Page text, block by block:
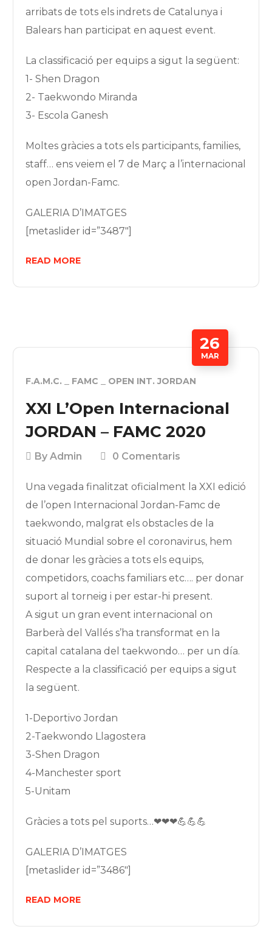
arribats de tots els indrets de Catalunya i
Balears han participat en aquest event.
La classificació per equips a sigut la següent:
1- Shen Dragon
2- Taekwondo Miranda
3- Escola Ganesh
Moltes gràcies a tots els participants, families,
staff… ens veiem el 7 de Març a l’internacional
open Jordan-Famc.
GALERIA D’IMATGES
[metaslider id=”3487″]
READ MORE
26
MAR
F.A.M.C. FAMC OPEN INT. JORDAN
XXI L’Open Internacional
JORDAN – FAMC 2020
ByAdmin 0 Comentaris
Una vegada finalitzat oficialment la XXI edició
de l’open Internacional Jordan-Famc de
taekwondo, malgrat els obstacles de la
situació Mundial sobre el coronavirus, hem
de donar les gràcies a tots els equips,
competidors, coachs familiars etc…. per donar
suport al torneig i per estar-hi present.
A sigut un gran event internacional on
Barberà del Vallés s’ha transformat en la
capital catalana del taekwondo… per un día.
Respecte a la classificació per equips a sigut
la següent.
1-Deportivo Jordan
2-Taekwondo Llagostera
3-Shen Dragon
4-Manchester sport
5-Unitam
Gràcies a tots pel suports…❤❤❤💪💪💪
GALERIA D’IMATGES
[metaslider id=”3486″]
READ MORE